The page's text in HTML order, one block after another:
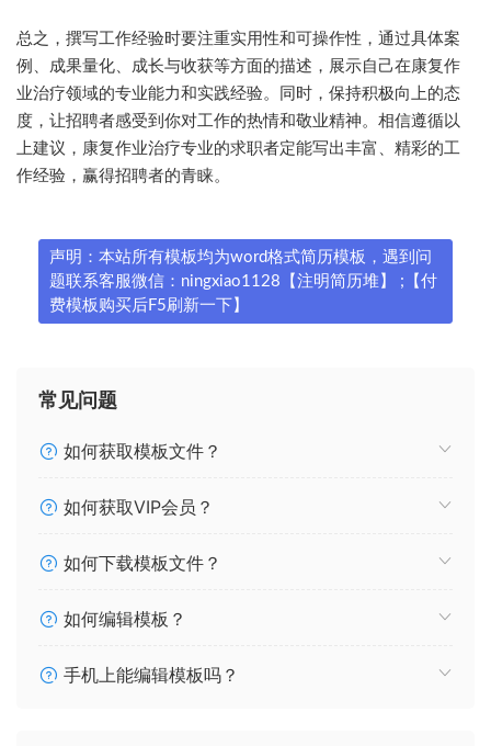
总之，撰写工作经验时要注重实用性和可操作性，通过具体案
例、成果量化、成长与收获等方面的描述，展示自己在康复作
业治疗领域的专业能力和实践经验。同时，保持积极向上的态
度，让招聘者感受到你对工作的热情和敬业精神。相信遵循以
上建议，康复作业治疗专业的求职者定能写出丰富、精彩的工
作经验，赢得招聘者的青睐。
声明：本站所有模板均为word格式简历模板，遇到问
题联系客服微信：ningxiao1128【注明简历堆】 ;【付
费模板购买后F5刷新一下】
常见问题
如何获取模板文件？
如何获取VIP会员？
如何下载模板文件？
如何编辑模板？
手机上能编辑模板吗？